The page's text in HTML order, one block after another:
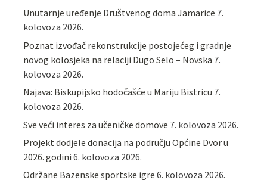
Unutarnje uređenje Društvenog doma Jamarice 7.
kolovoza 2026.
Poznat izvođač rekonstrukcije postojećeg i gradnje
novog kolosjeka na relaciji Dugo Selo – Novska 7.
kolovoza 2026.
Najava: Biskupijsko hodočašće u Mariju Bistricu 7.
kolovoza 2026.
Sve veći interes za učeničke domove 7. kolovoza 2026.
Projekt dodjele donacija na području Općine Dvor u
2026. godini 6. kolovoza 2026.
Održane Bazenske sportske igre 6. kolovoza 2026.